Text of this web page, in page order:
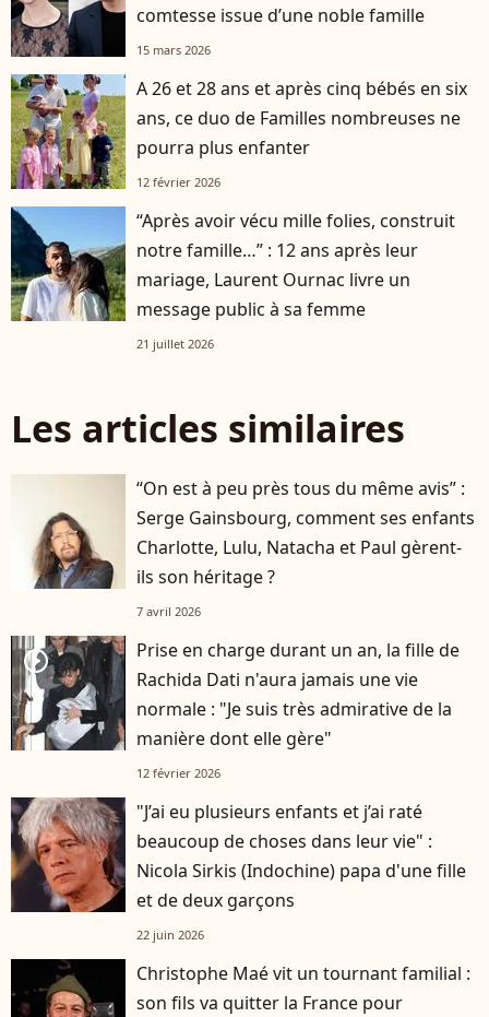
comtesse issue d’une noble famille
15 mars 2026
A 26 et 28 ans et après cinq bébés en six
ans, ce duo de Familles nombreuses ne
pourra plus enfanter
12 février 2026
“Après avoir vécu mille folies, construit
notre famille…” : 12 ans après leur
mariage, Laurent Ournac livre un
message public à sa femme
21 juillet 2026
Les articles similaires
“On est à peu près tous du même avis” :
Serge Gainsbourg, comment ses enfants
Charlotte, Lulu, Natacha et Paul gèrent-
ils son héritage ?
7 avril 2026
player2
Prise en charge durant un an, la fille de
Rachida Dati n'aura jamais une vie
normale : "Je suis très admirative de la
manière dont elle gère"
12 février 2026
"J’ai eu plusieurs enfants et j’ai raté
beaucoup de choses dans leur vie" :
Nicola Sirkis (Indochine) papa d'une fille
et de deux garçons
22 juin 2026
Christophe Maé vit un tournant familial :
son fils va quitter la France pour